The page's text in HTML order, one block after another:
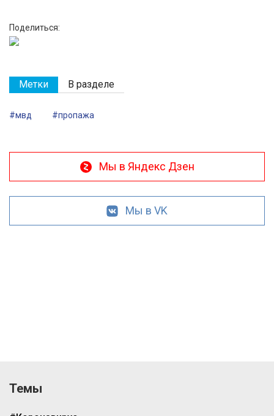
Поделиться:
Метки В разделе
#мвд #пропажа
Мы в Яндекс Дзен
Мы в VK
Темы